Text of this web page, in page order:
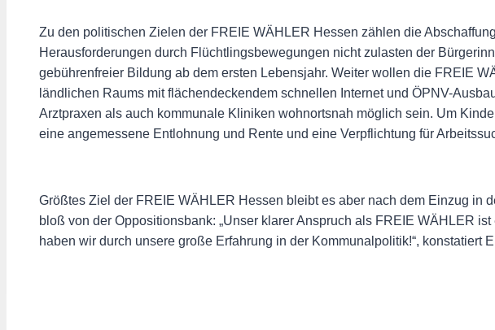
Zu den politischen Zielen der FREIE WÄHLER Hessen zählen die
Herausforderungen durch Flüchtlingsbewegungen nicht zulasten der
gebührenfreier Bildung ab dem ersten Lebensjahr. Weiter wollen die FREIE
ländlichen Raums mit flächendeckendem schnellen Internet und ÖPNV-
Arztpraxen als auch kommunale Kliniken wohnortsnah möglich sein. Um
eine angemessene Entlohnung und Rente und eine Verpflichtung für
Größtes Ziel der FREIE WÄHLER Hessen bleibt es aber nach dem Einzug in
bloß von der Oppositionsbank: „Unser klarer Anspruch als FREIE WÄHLER
haben wir durch unsere große Erfahrung in der Kommunalpolitik!“, konstatiert